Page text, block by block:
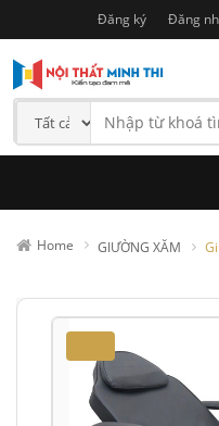
Đăng ký Đăng
Home GIƯỜNG XĂM